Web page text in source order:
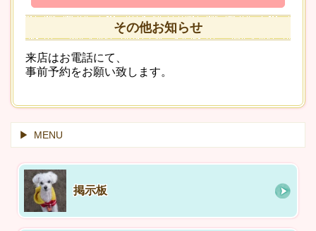
その他お知らせ
来店はお電話にて、
事前予約をお願い致します。
MENU
掲示板